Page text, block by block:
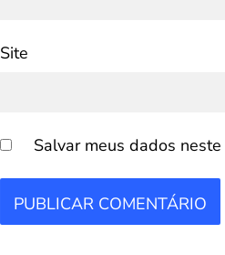
Site
Salvar meus dados